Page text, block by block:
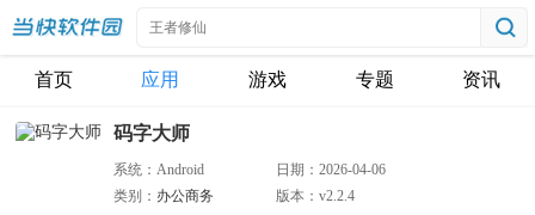
首页 应用 游戏 专题 资讯
码字大师
系统：Android 日期：2026-04-06
类别： 办公商务 版本：v2.2.4